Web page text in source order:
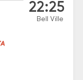
22:25
Bell Ville